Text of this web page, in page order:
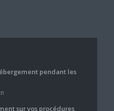
pendant les
sur vos procédures